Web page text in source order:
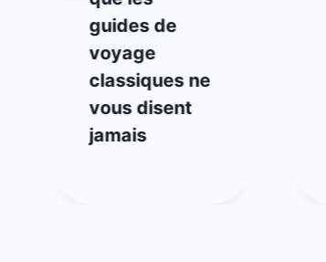
guides de
voyage
classiques ne
vous disent
jamais